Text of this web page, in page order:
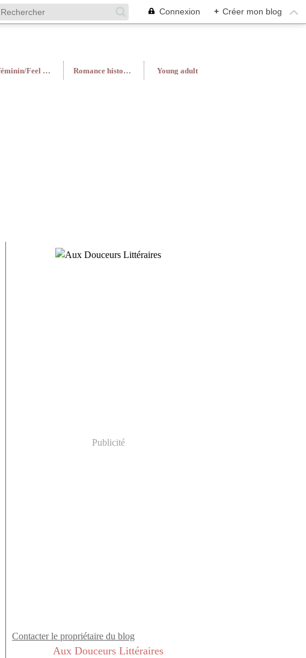
Connexion + Créer mon blog
Roman féminin/Feel Good Romance historique Young adult
Publicité
Contacter le propriétaire du blog
Aux Douceurs Littéraires